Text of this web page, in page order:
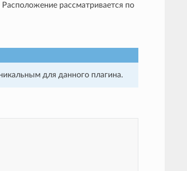
рассматривается по
для данного плагина.